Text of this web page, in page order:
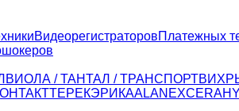
ВидеорегистраторовПлатежных
ВИОЛА / ТАНТАЛ / ТРАНСПОРТ
ТАКТТЕРЕКЭРИКАALAN EXCERA